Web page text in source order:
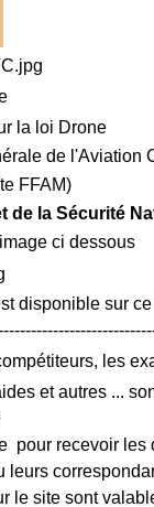
la loi Drone
de l'Aviation
FFAM)
de la Sécurité
ci dessous
disponible sur
les
et autres ...
pour recevoir les
leurs
le site sont